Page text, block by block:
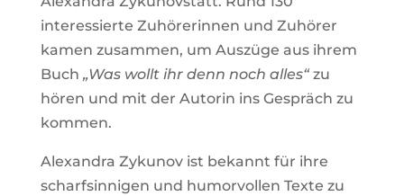
interessierte Zuhörerinnen und Zuhörer
kamen zusammen, um Auszüge aus ihrem
Buch „Was wollt ihr denn noch alles“zu
hören und mit der Autorin ins Gespräch zu
kommen.
Alexandra Zykunov ist bekannt für ihre
scharfsinnigen und humorvollen Texte zu